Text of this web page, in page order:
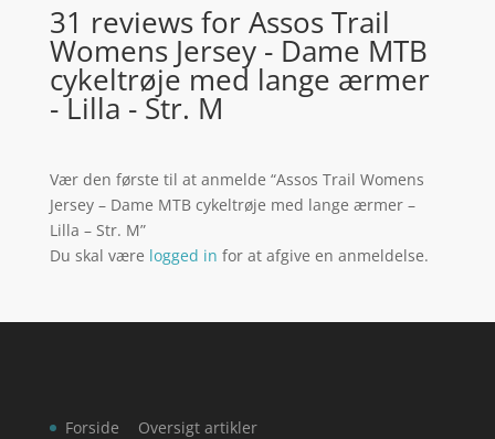
31 reviews forAssos Trail
Womens Jersey - Dame MTB
cykeltrøje med lange ærmer
- Lilla - Str. M
Vær den første til at anmelde “Assos Trail Womens
Jersey – Dame MTB cykeltrøje med lange ærmer –
Lilla – Str. M”
Du skal være logged in for at afgive en anmeldelse.
Forside
Oversigt artikler